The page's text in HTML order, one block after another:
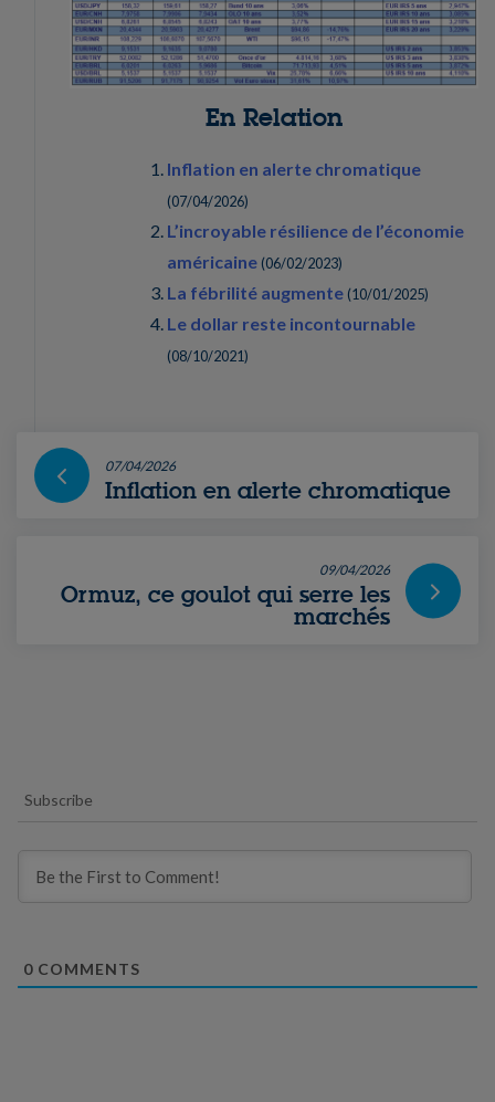
En Relation
Inflation en alerte chromatique
(07/04/2026)
L’incroyable résilience de l’économie
américaine (06/02/2023)
La fébrilité augmente (10/01/2025)
Le dollar reste incontournable
(08/10/2021)
07/04/2026
Inflation en alerte chromatique
09/04/2026
Ormuz, ce goulot qui serre les
marchés
Subscribe
0 COMMENTS